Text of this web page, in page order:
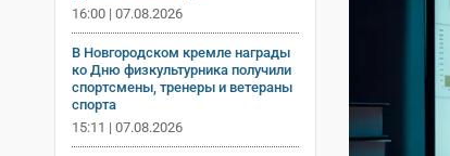
16:00 | 07.08.2026
В Новгородском кремле награды
ко Дню физкультурника получили
спортсмены, тренеры и ветераны
спорта
15:11 | 07.08.2026